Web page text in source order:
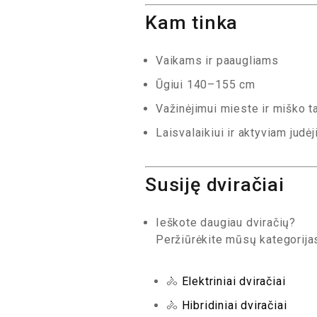
Kam tinka
Vaikams ir paaugliams
Ūgiui 140–155 cm
Važinėjimui mieste ir miško
Laisvalaikiui ir aktyviam
Susiję dviračiai
Ieškote daugiau dviračių?
Peržiūrėkite mūsų
🚴 Elektriniai dviračiai
🚴 Hibridiniai dviračiai